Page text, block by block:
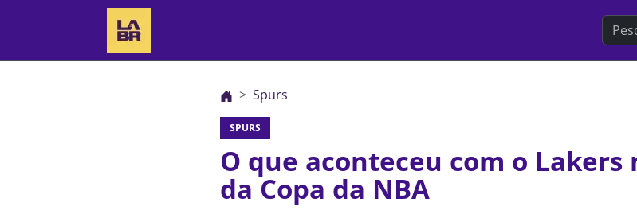
Spurs
SPURS
O que aconteceu com o
da Copa da NBA